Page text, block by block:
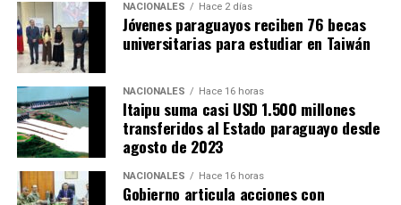
próximamente se prevé habilitar también un centro
nefrológico, que actualmente se está construyendo
mediante una inversión de más de 3.000 millones de
guaraníes por parte de la Entidad Binacional Yacyretá.
NACIONALES Hace 2 días
Jóvenes paraguayos reciben 76 becas
universitarias para estudiar en Taiwán
NACIONALES Hace 16 horas
Itaipu suma casi USD 1.500 millones
transferidos al Estado paraguayo desde
agosto de 2023
NACIONALES Hace 16 horas
Gobierno articula acciones con